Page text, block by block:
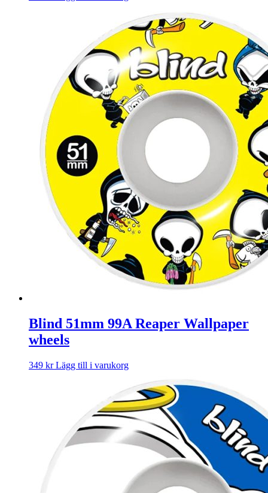
Blind 51mm 99A Reaper Wallpaper
wheels
349 kr Lägg till i varukorg